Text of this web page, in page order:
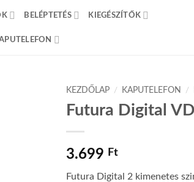
BELÉPTETÉS KIEGÉSZÍTŐK
KEZDŐLAP / KAPUTELEFON /
Futura Digital
3.699 Ft
Futura Digital 2 kimenetes